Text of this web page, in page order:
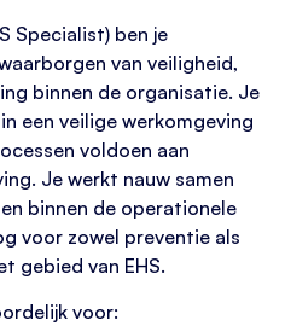
Specialist) ben je
van veiligheid,
binnen de organisatie. Je
een veilige werkomgeving
voldoen aan
Je werkt nauw samen
binnen de operationele
voor zowel preventie als
gebied van EHS.
voor: